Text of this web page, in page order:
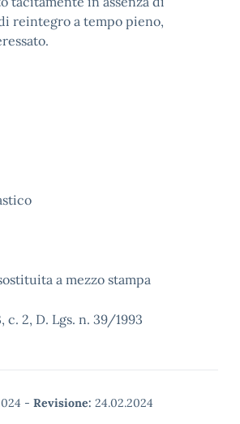
reintegro a tempo pieno,
a mezzo stampa
c. 2, D. Lgs. n. 39/1993
- Revisione: 24.02.2024